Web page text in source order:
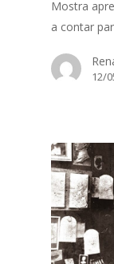
Mostra
a contar
12/